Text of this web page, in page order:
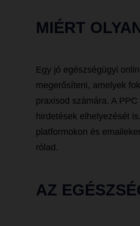
MIÉRT
Egy jó egészségügyi
megerősíteni, amelyek
praxisod számára. A
hirdetések elhelyezését
platformokon és
rólad.
AZ